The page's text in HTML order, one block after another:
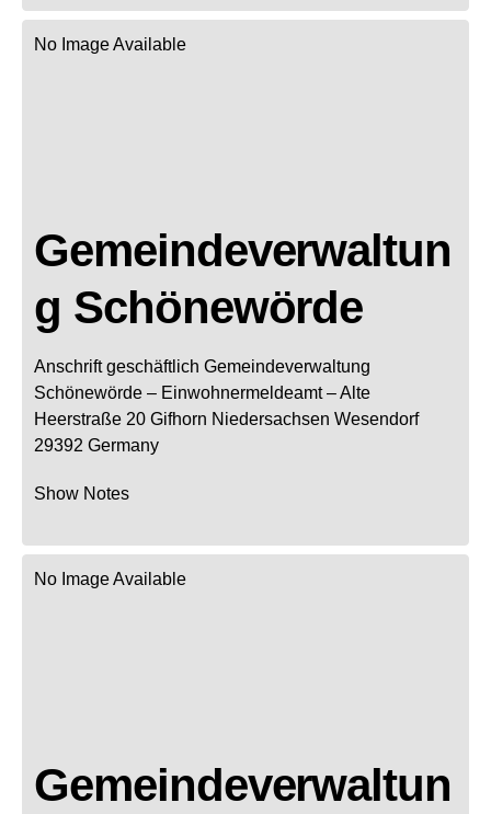
No Image Available
Gemeindeverwaltun
g Schönewörde
Anschrift geschäftlich Gemeindeverwaltung
Schönewörde – Einwohnermeldeamt –Alte
Heerstraße 20 Gifhorn Niedersachsen Wesendorf
29392 Germany
Show Notes
No Image Available
Gemeindeverwaltun